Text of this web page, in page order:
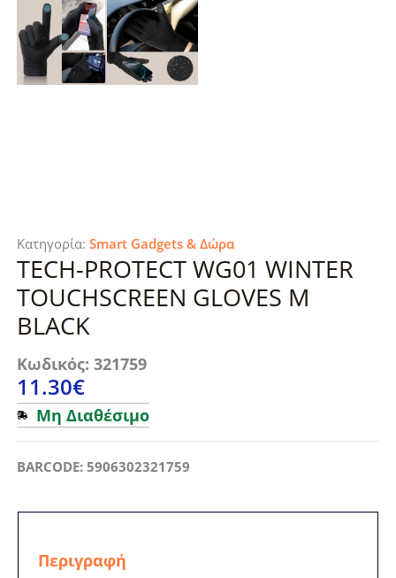
Κατηγορία: Smart Gadgets & Δώρα
TECH-PROTECT WG01 WINTER
TOUCHSCREEN GLOVES M
BLACK
Κωδικός: 321759
11.30€
Μη Διαθέσιμο
BARCODE: 5906302321759
Περιγραφή